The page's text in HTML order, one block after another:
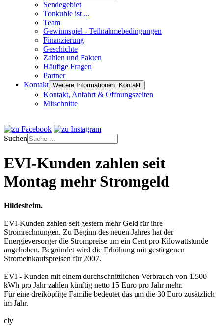
Sendegebiet
Tonkuhle ist ...
Team
Gewinnspiel - Teilnahmebedingungen
Finanzierung
Geschichte
Zahlen und Fakten
Häufige Fragen
Partner
Kontakt Weitere Informationen: Kontakt
Kontakt, Anfahrt & Öffnungszeiten
Mitschnitte
Suchen
EVI-Kunden zahlen seit
Montag mehr Stromgeld
Hildesheim.
EVI-Kunden zahlen seit gestern mehr Geld für ihre
Stromrechnungen. Zu Beginn des neuen Jahres hat der
Energieversorger die Strompreise um ein Cent pro Kilowattstunde
angehoben. Begründet wird die Erhöhung mit gestiegenen
Stromeinkaufspreisen für 2007.
EVI - Kunden mit einem durchschnittlichen Verbrauch von 1.500
kWh pro Jahr zahlen künftig netto 15 Euro pro Jahr mehr.
Für eine dreiköpfige Familie bedeutet das um die 30 Euro zusätzlich
im Jahr.
cly